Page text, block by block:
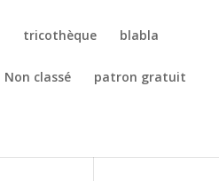
tricothèque blabla
Non classé patron gratuit